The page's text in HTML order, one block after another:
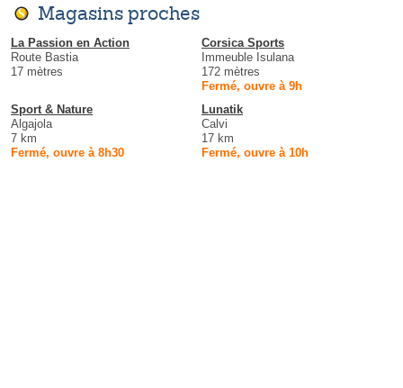
Magasins proches
La Passion en Action
Route Bastia
17 mètres
Corsica Sports
Immeuble Isulana
172 mètres
Fermé, ouvre à 9h
Sport & Nature
Algajola
7 km
Fermé, ouvre à 8h30
Lunatik
Calvi
17 km
Fermé, ouvre à 10h